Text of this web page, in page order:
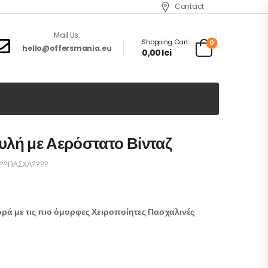
Contact
Mail Us:
hello@offersmania.eu
Shopping Cart:
0,00lei
0
με Αερόστατο Βίνταζ
με τις πιο όμορφες Χειροποίητες Πασχαλινές